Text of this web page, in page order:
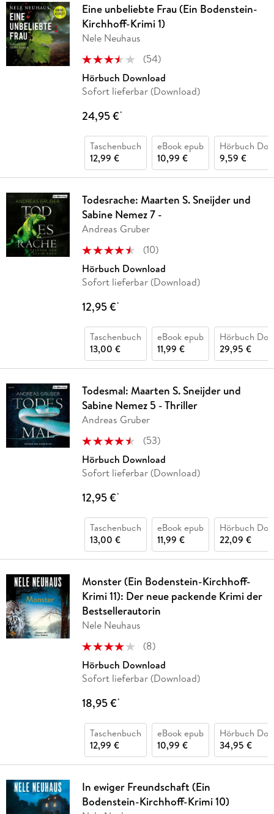
Eine unbeliebte Frau (Ein Bodenstein-
Kirchhoff-Krimi 1)
Nele Neuhaus
(54)
Hörbuch Download
Sofort lieferbar (Download)
24,95 €*
Taschenbuch
12,99 €
eBook epub
10,99 €
Hörbuch
9,59 €
Todesrache: Maarten S. Sneijder und
Sabine Nemez 7 -
Andreas Gruber
(10)
Hörbuch Download
Sofort lieferbar (Download)
12,95 €*
Taschenbuch
13,00 €
eBook epub
11,99 €
Hörbuch
29,95 €
Todesmal: Maarten S. Sneijder und
Sabine Nemez 5 - Thriller
Andreas Gruber
(53)
Hörbuch Download
Sofort lieferbar (Download)
12,95 €*
Taschenbuch
13,00 €
eBook epub
11,99 €
Hörbuch
22,09 €
Monster (Ein Bodenstein-Kirchhoff-
Krimi 11): Der neue packende Krimi der
Bestsellerautorin
Nele Neuhaus
(8)
Hörbuch Download
Sofort lieferbar (Download)
18,95 €*
Taschenbuch
12,99 €
eBook epub
10,99 €
Hörbuch
34,95 €
In ewiger Freundschaft (Ein
Bodenstein-Kirchhoff-Krimi 10)